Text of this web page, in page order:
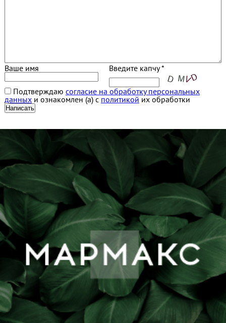
Ваше имя Введите капчу *
Подтверждаю согласие на обработку персональных
данныхи ознакомлен (а) с политикой их обработки